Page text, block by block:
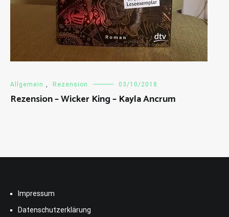
Allgemein Rezension 03/10/2018
Rezension – Wicker King – Kayla Ancrum
Impressum
Datenschutzerklärung